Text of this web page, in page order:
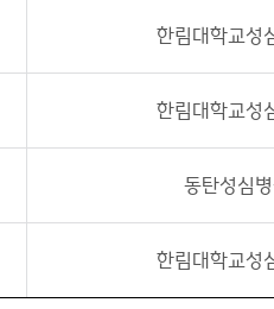
한림대학교성
한림대학교성
동탄성심
한림대학교성